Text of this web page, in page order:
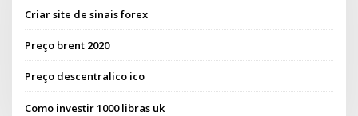
Criar site de sinais forex
Preço brent 2020
Preço descentralico ico
Como investir 1000 libras uk